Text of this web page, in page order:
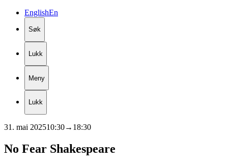
EnglishEn
Søk
Lukk
Meny
Lukk
31. mai 202510:30→ 18:30
No Fear Shakespeare